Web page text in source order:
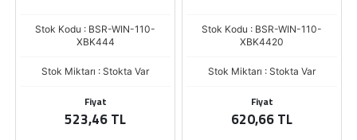
Stok Kodu : BSR-WIN-110-
XBK444
Stok Miktarı : Stokta Var
Fiyat
523,46 TL
Stok Kodu : BSR-WIN-110-
XBK4420
Stok Miktarı : Stokta Var
Fiyat
620,66 TL